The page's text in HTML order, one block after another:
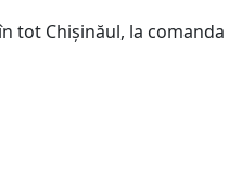
tot Chișinăul, la comanda